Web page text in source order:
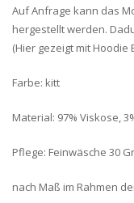
Auf Anfrage kann das
hergestellt werden.
(Hier gezeigt mit Hoodie
Farbe: kitt
Material: 97% Viskose,
Pflege: Feinwäsche 30
nach Maß im Rahmen